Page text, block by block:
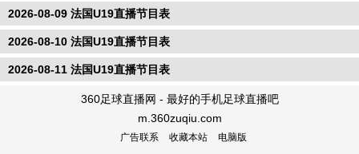
篮
2026-08-09 法国U19直播节目表
2026-08-10 法国U19直播节目表
2026-08-11 法国U19直播节目表
360足球直播网 - 最好的手机足球直播吧
m.360zuqiu.com
广告联系 收藏本站 电脑版